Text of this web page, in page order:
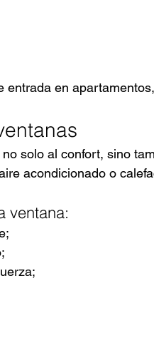
entrada en
solo al confort, sino
acondicionado o
ventana: